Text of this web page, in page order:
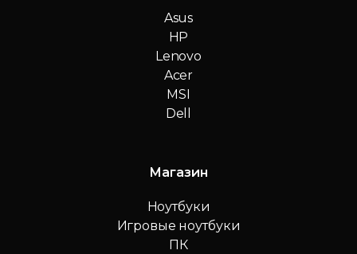
Asus
HP
Lenovo
Acer
MSI
Dell
Магазин
Ноутбуки
Игровые ноутбуки
ПК